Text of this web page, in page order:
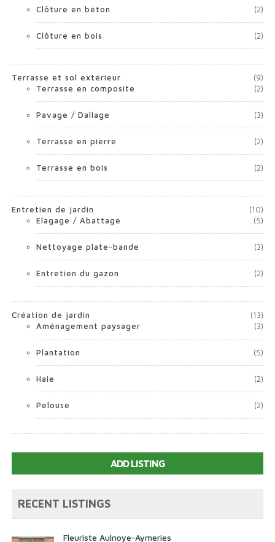
Clôture en béton (2)
Clôture en bois (2)
Terrasse et sol extérieur
(9)
Terrasse en composite
(2)
Pavage / Dallage (3)
Terrasse en pierre (2)
Terrasse en bois (2)
Entretien de jardin
(10)
Elagage / Abattage
(5)
Nettoyage plate-bande (3)
Entretien du gazon (2)
Création de jardin
(13)
Aménagement paysager
(3)
Plantation (5)
Haie (2)
Pelouse (2)
ADD LISTING
RECENT LISTINGS
Fleuriste Aulnoye-Aymeries